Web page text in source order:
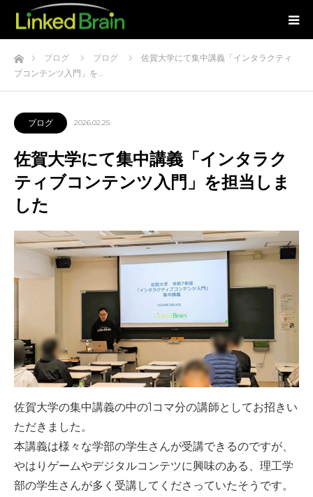
ホームブログ ブログ
佐賀大学にて集中講義「インタラクティ
ブコンテンツ入門」を…
ブログ 2026.02.25
佐賀大学にて集中講義「インタラク
ティブコンテンツ入門」を担当しま
した
佐賀大学の集中講義の中の1コマ分の講師としてお招きい
ただきました。
本講義は様々な学部の学生さんが受講できるのですが、
やはりゲームやデジタルコンテツに興味のある、理工学
部の学生さんが多く受講してくださっていたそうです。